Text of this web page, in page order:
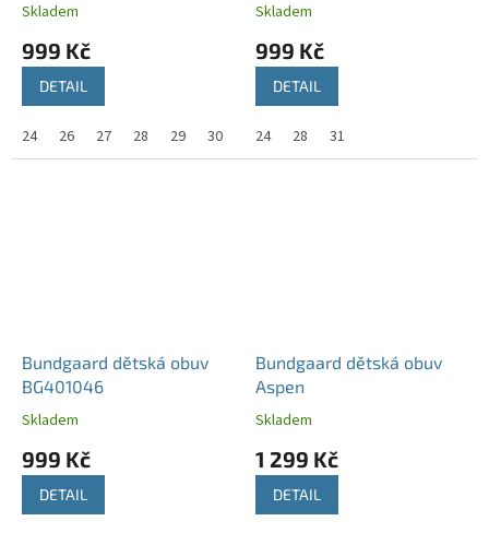
Skladem
999 Kč
DETAIL
24 26 27 28 29 30 31 32
Skladem
999 Kč
DETAIL
24 28 31
Bundgaard dětská obuv
BG401046
Skladem
999 Kč
DETAIL
Bundgaard dětská obuv
Aspen
Skladem
1 299 Kč
DETAIL